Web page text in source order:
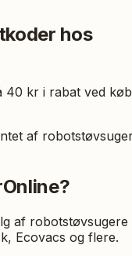
hos
40 kr i rabat ved køb
af
af robotstøvsugere
Ecovacs og flere.